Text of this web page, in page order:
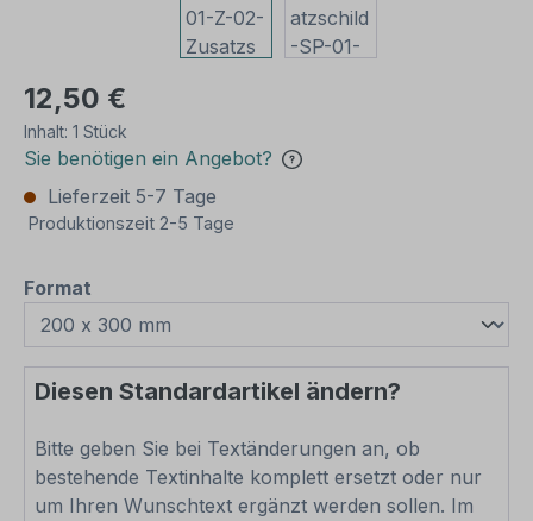
12,50 €
Inhalt: 1 Stück
Sie benötigen ein Angebot?
Lieferzeit 5-7 Tage
Produktionszeit 2-5 Tage
Format
Diesen Standardartikel ändern?
Bitte geben Sie bei Textänderungen an, ob
bestehende Textinhalte komplett ersetzt oder nur
um Ihren Wunschtext ergänzt werden sollen. Im